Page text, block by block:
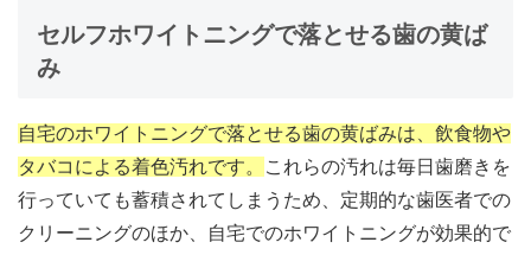
セルフホワイトニングで落とせる歯の黄ば
み
自宅のホワイトニングで落とせる歯の黄ばみは、飲食物や
タバコによる着色汚れです。
これらの汚れは毎日歯磨きを
行っていても蓄積されてしまうため、定期的な歯医者での
クリーニングのほか、自宅でのホワイトニングが効果的で